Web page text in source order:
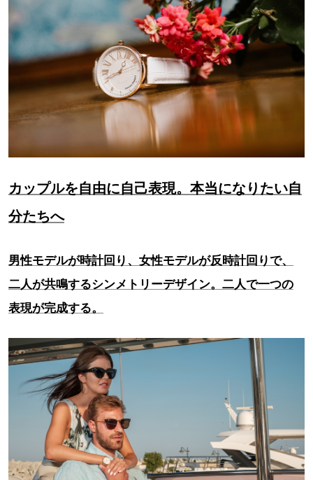
カップルを自由に自己表現。本当になりたい自
分たちへ
男性モデルが時計回り、女性モデルが反時計回りで、
二人が共鳴するシンメトリーデザイン。二人で一つの
表現が完成する。